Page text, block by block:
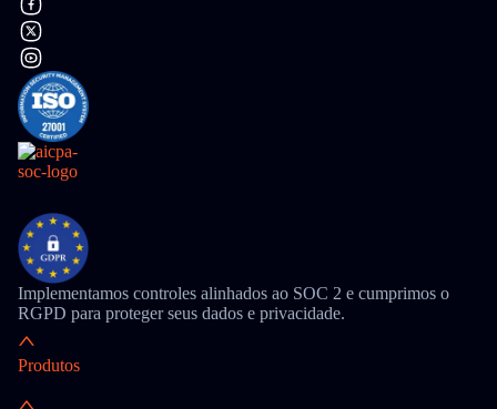
Implementamos controles alinhados ao SOC 2 e cumprimos o
RGPD para proteger seus dados e privacidade.
Produtos